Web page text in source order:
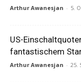
Arthur Awanesjan - 5.
US-
fantastischem
Arthur Awanesjan - 25.